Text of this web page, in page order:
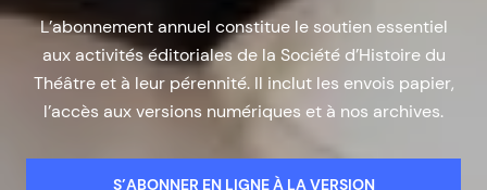
L’abonnement annuel constitue le soutien essentiel
aux activités éditoriales de la Société d’Histoire du
Théâtre et à leur pérennité. Il inclut les envois papier,
l’accès aux versions numériques et à nos archives.
S’ABONNER EN LIGNE À LA VERSION